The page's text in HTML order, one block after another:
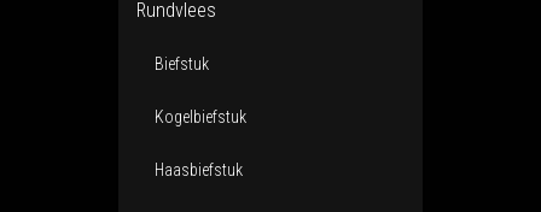
Rundvlees
Biefstuk
Kogelbiefstuk
Haasbiefstuk